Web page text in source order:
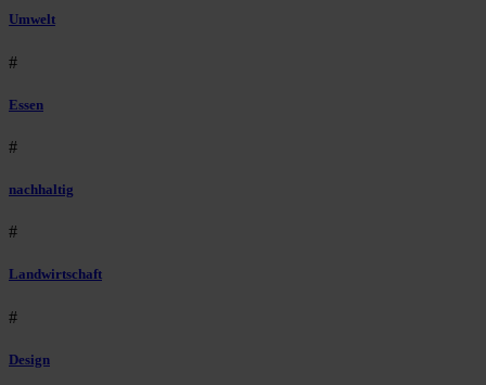
Umwelt
#
Essen
#
nachhaltig
#
Landwirtschaft
#
Design